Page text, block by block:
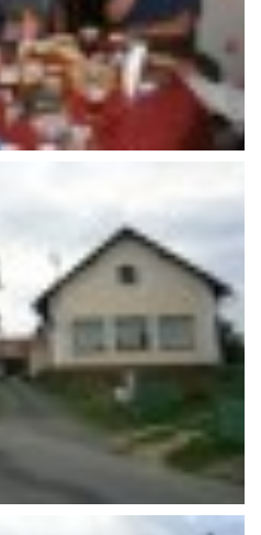
Kontakt
Bankovní spojení:
224985128/0600
IČO: 64782832
Gmail: sdhlicomelice@gmail.com
607 276 682 - starosta SDH
sdhlicomelice@seznam.cz